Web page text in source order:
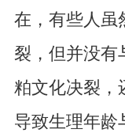
在，有些人虽
裂，但并没有
粕文化决裂，
导致生理年龄